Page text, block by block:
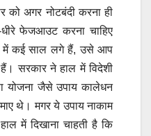
को अगर नोटबंदी करना ही
फेजआउट करना चाहिए
में कई साल लगे हैं, उसे आप
सरकार ने हाल में विदेशी
योजना जैसे उपाय कालेधन
थे। मगर ये उपाय नाकाम
में दिखाना चाहती है कि